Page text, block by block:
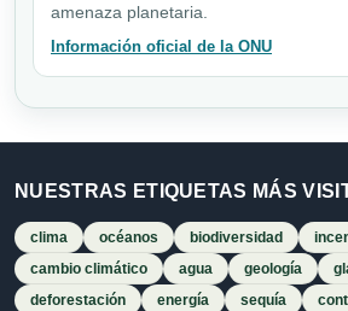
amenaza planetaria.
Información oficial de la ONU
NUESTRAS ETIQUETAS MÁS
clima océanos biodiversidad
cambio climático
agua geología
deforestación
energía sequía